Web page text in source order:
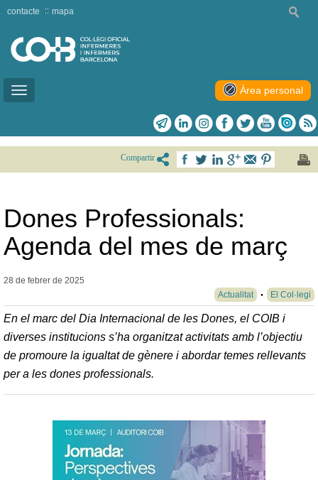
Toggle
contacte mapa
Àrea personal
Compartir
Dones Professionals:
Agenda del mes de març
28 de febrer de 2025
Actualitat
El Col·legi
En el marc del Dia Internacional de les Dones, el COIB i
diverses institucions s’ha organitzat activitats amb l’objectiu
de promoure la igualtat de gènere i abordar temes rellevants
per a les dones professionals.